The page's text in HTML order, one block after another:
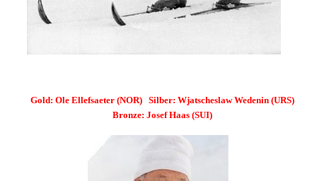
Gold: Ole Ellefsaeter (NOR) Silber: Wjatscheslaw Wedenin (URS)
Bronze: Josef Haas (SUI)